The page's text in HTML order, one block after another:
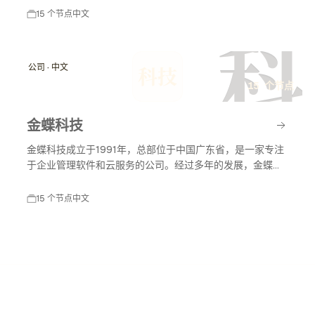
创作等，助力智能化服务的普及与发展。
15 个节点中文
科
公司 · 中文
15 个节点
金蝶科技
金蝶科技成立于1991年，总部位于中国广东省，是一家专注
于企业管理软件和云服务的公司。经过多年的发展，金蝶科
理、供应链管理、人力资源管理等多个领域。
15 个节点中文